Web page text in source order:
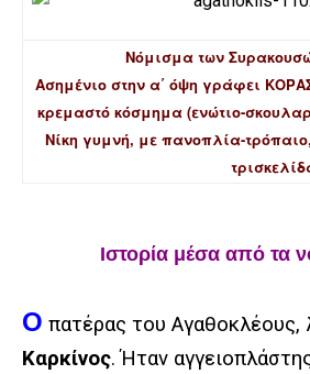
Νόμισμα των
Ασημένιο στην α΄ όψη γράφει
κρεμαστό κόσμημα (ενώτιο-
Νίκη γυμνή, με πανοπλία-
Ιστορία μέσα από τα
Ο πατέρας του Αγαθοκλέους,
Καρκίνος. Ήταν